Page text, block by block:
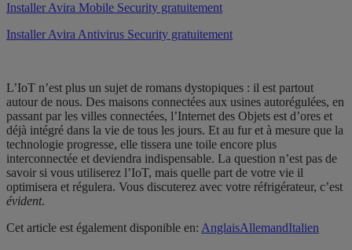
Installer Avira Mobile Security gratuitement
Installer Avira Antivirus Security gratuitement
L’IoT n’est plus un sujet de romans dystopiques : il est partout
autour de nous. Des maisons connectées aux usines autorégulées, en
passant par les villes connectées, l’Internet des Objets est d’ores et
déjà intégré dans la vie de tous les jours. Et au fur et à mesure que la
technologie progresse, elle tissera une toile encore plus
interconnectée et deviendra indispensable. La question n’est pas de
savoir si vous utiliserez l’IoT, mais quelle part de votre vie il
optimisera et régulera. Vous discuterez avec votre réfrigérateur, c’est
évident.
Cet article est également disponible en: AnglaisAllemandItalien